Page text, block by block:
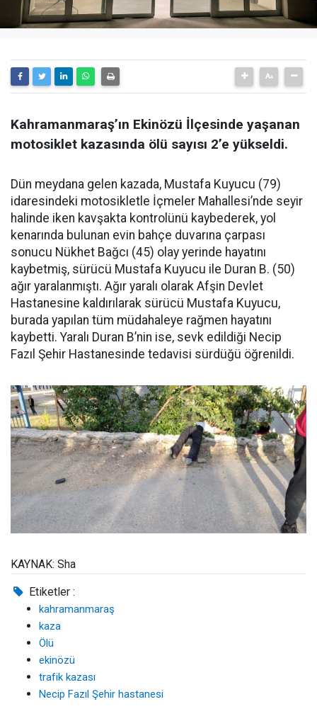
Kahramanmaraş’ın Ekinözü İlçesinde yaşanan
motosiklet kazasında ölü sayısı 2’e yükseldi.
Dün meydana gelen kazada, Mustafa Kuyucu (79)
idaresindeki motosikletle İçmeler Mahallesi’nde seyir
halinde iken kavşakta kontrolünü kaybederek, yol
kenarında bulunan evin bahçe duvarına çarpası
sonucu Nükhet Bağcı (45) olay yerinde hayatını
kaybetmiş, sürücü Mustafa Kuyucu ile Duran B. (50)
ağır yaralanmıştı. Ağır yaralı olarak Afşin Devlet
Hastanesine kaldırılarak sürücü Mustafa Kuyucu,
burada yapılan tüm müdahaleye rağmen hayatını
kaybetti. Yaralı Duran B’nin ise, sevk edildiği Necip
Fazıl Şehir Hastanesinde tedavisi sürdüğü öğrenildi.
KAYNAK: Sha
Etiketler :
kahramanmaraş
kaza
Ölü
ekinözü
trafik kazası
Necip Fazıl Şehir hastanesi